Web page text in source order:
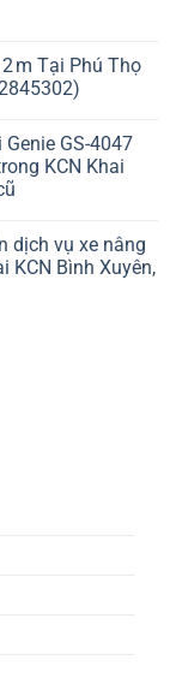
m Tại Phú Thọ
GS-4047
KCN Khai
dịch vụ xe nâng
KCN Bình Xuyên,